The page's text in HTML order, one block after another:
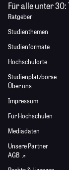
Für alle unter 30:
Ratgeber
Studienthemen
Studienformate
Hochschulorte
Studienplatzbörse
Über uns
Impressum
Für Hochschulen
Mediadaten
Unsere Partner
AGB